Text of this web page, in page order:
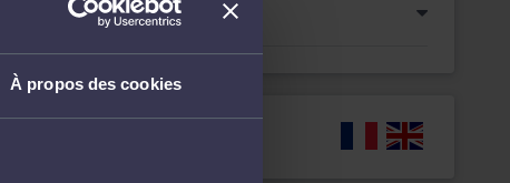
À propos des cookies
Droit du travail